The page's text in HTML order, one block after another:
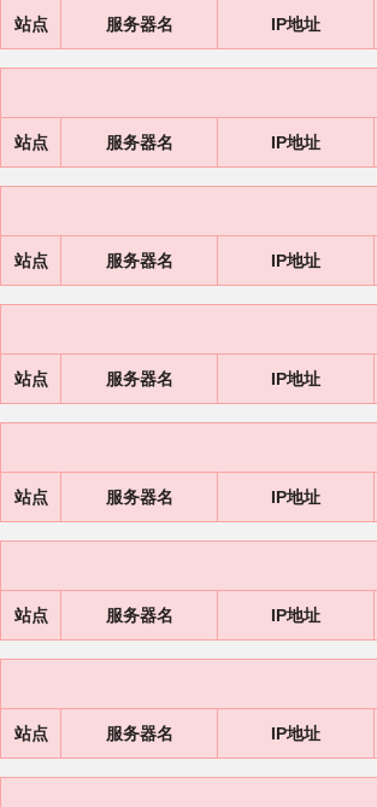
站点 服务器名 IP地址
站点 服务器名 IP地址
站点 服务器名 IP地址
站点 服务器名 IP地址
站点 服务器名 IP地址
站点 服务器名 IP地址
站点 服务器名 IP地址